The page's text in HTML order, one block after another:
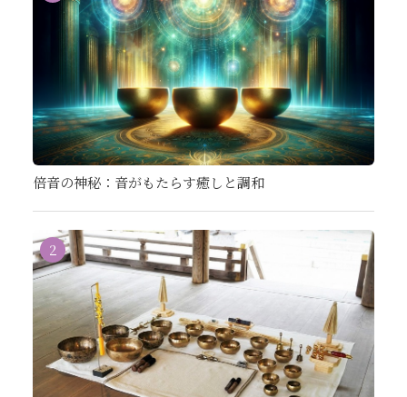
倍音の神秘：音がもたらす癒しと調和
2